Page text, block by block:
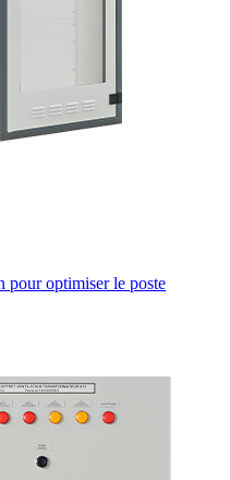
pour optimiser le poste